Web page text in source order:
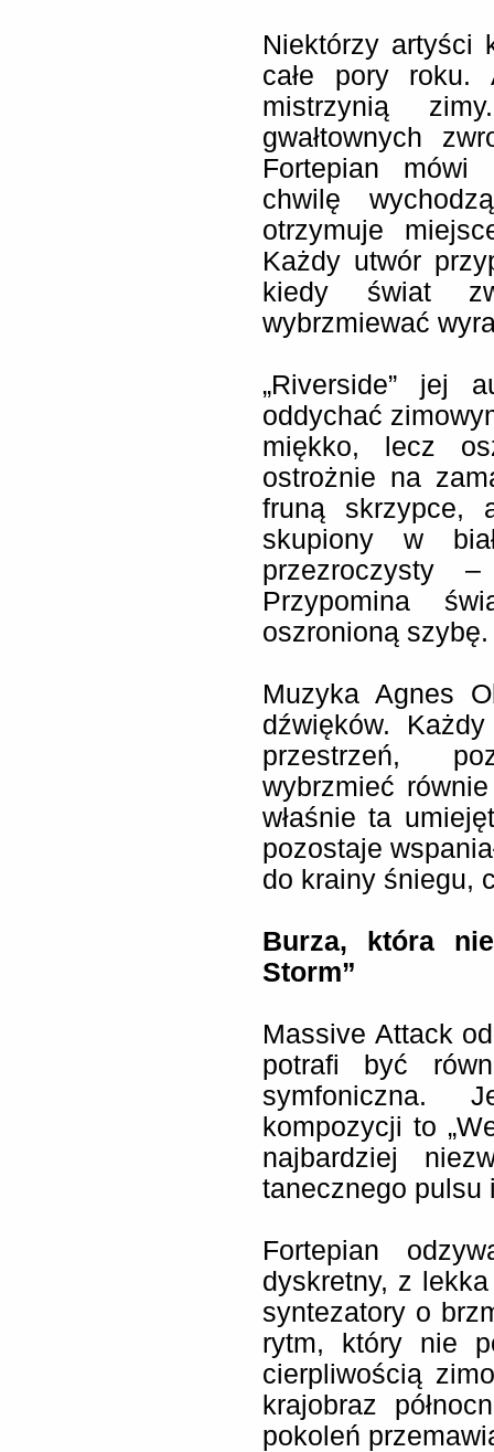
Niektórzy artyści
całe pory roku.
mistrzynią
gwałtownych
Fortepian mówi
chwilę
otrzymuje
Każdy utwór
kiedy świat
wybrzmiewać
„Riverside” jej
oddychać
miękko, lecz
ostrożnie na
fruną skrzypce,
skupiony w
przezroczysty
Przypomina
oszronioną szybę.
Muzyka Agnes
dźwięków.
przestrzeń,
wybrzmieć
właśnie ta
pozostaje
do krainy śniegu,
Burza, która
Storm”
Massive Attack
potrafi być
symfoniczna.
kompozycji to
najbardziej
tanecznego pulsu
Fortepian
dyskretny, z
syntezatory o
rytm, który nie
cierpliwością
krajobraz
pokoleń